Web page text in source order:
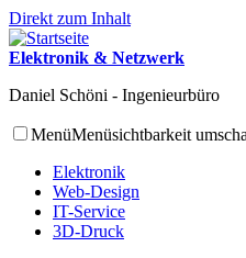
Direkt zum Inhalt
Elektronik & Netzwerk
Daniel Schöni - Ingenieurbüro
MenüMenüsichtbarkeit
Elektronik
Web-Design
IT-Service
3D-Druck